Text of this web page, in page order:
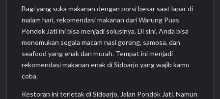
Bagi yang suka makanan dengan porsi besar saat lapar di
malam hari, rekomendasi makanan dari Warung Puas
Pondok Jati ini bisa menjadi solusinya. Di sini, Anda bisa
menemukan segala macam nasi goreng, samosa, dan
seafood yang enak dan murah. Tempat ini menjadi
rekomendasi makanan enak di Sidoarjo yang wajib kamu
coba.
Restoran ini terletak di Sidoarjo, Jalan Pondok Jati. Namun